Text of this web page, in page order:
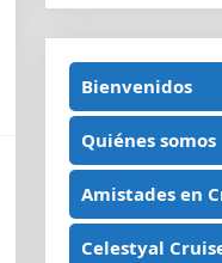
Bienvenidos
Quiénes somos
Amistades en
Celestyal